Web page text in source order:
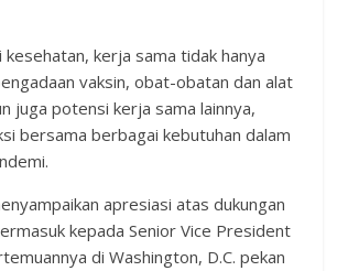
kesehatan, kerja sama tidak hanya
vaksin, obat-obatan dan alat
juga potensi kerja sama lainnya,
bersama berbagai kebutuhan dalam
apresiasi atas dukungan
kepada Senior Vice President
di Washington, D.C. pekan